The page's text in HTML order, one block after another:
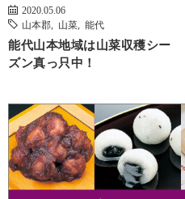
2020.05.06
山本郡
山菜 能代
能代山本地域は山菜収穫シー
ズン真っ只中！